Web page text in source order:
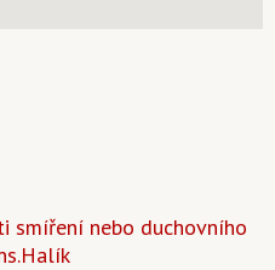
smíření nebo duchovního